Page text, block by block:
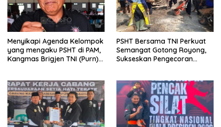
Menyikapi Agenda Kelompok
yang mengaku PSHT di PAM,
Kangmas Brigjen TNI (Purn)
PSHT Bersama TNI Perkuat
Semangat Gotong Royong,
Sukseskan Pengecoran